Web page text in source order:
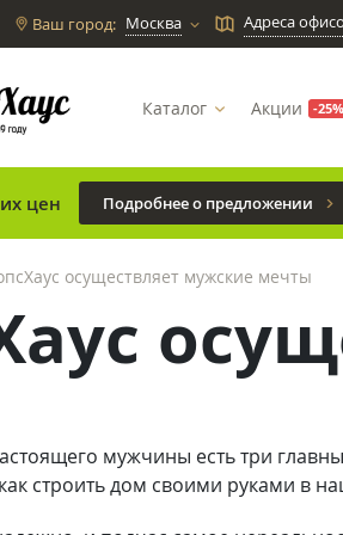
Ваш город: Москва chevron_down Адреса
Каталог Акции -25%
цен Подробнее о предложении
осуществляет мужские мечты
мужчины есть три
строить дом своими руками